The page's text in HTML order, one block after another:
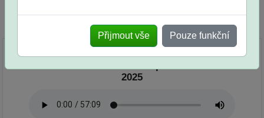
Přijmout vše Pouze funkční
2025